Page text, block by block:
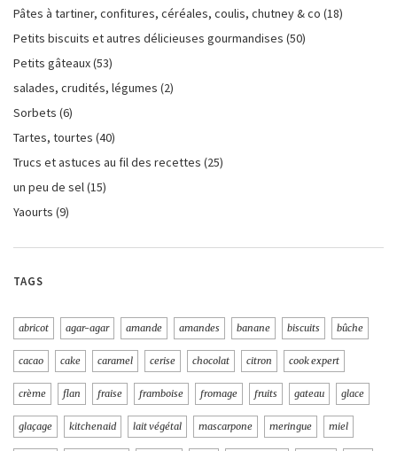
Pâtes à tartiner, confitures, céréales, coulis, chutney & co (18)
Petits biscuits et autres délicieuses gourmandises (50)
Petits gâteaux(53)
salades, crudités, légumes (2)
Sorbets (6)
Tartes, tourtes (40)
Trucs et astuces au fil des recettes (25)
un peu de sel(15)
Yaourts (9)
TAGS
abricot agar-agar amande amandes banane biscuits bûche
cacao cake caramel cerise chocolat citron cook expert
crème flan fraise framboise fromage fruits gateau glace
glaçage kitchenaid lait végétal mascarpone meringue miel